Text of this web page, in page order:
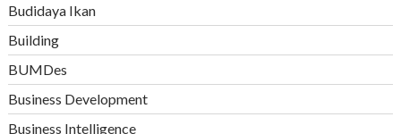
Budidaya Ikan
Building
BUMDes
Business Development
Business Intelligence